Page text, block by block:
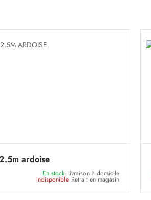
ardoise
En stock Livraison à domicile
Indisponible Retrait en magasin